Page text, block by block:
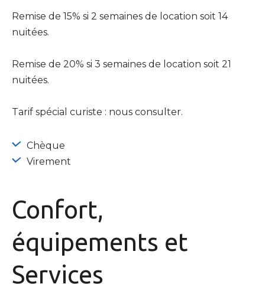
Remise de 15% si 2 semaines de location soit 14
nuitées.
Remise de 20% si 3 semaines de location soit 21
nuitées.
Tarif spécial curiste : nous consulter.
Chèque
Virement
Confort,
équipements et
Services